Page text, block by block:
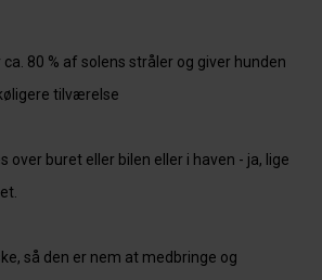
80 % af solens stråler og giver hunden
tilværelse
over buret eller bilen eller i haven - ja, lige
så den er nem at medbringe og